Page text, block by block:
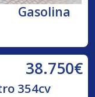
Gasolina
38.750€
354cv